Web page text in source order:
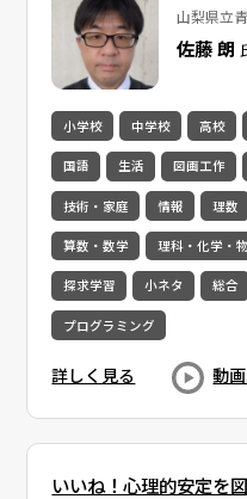
山梨県立
佐藤 朗
小学校 中学校 高校
国語 生活 図画工作
技術・家庭 情報 理数
算数・数学 理科・化学・
探求学習 小ネタ 総合
プログラミング
詳しく見る 動
いいね！心理的安定を